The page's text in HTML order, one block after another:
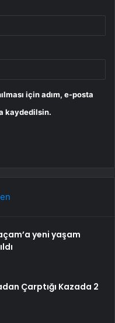
için adım, e-posta
kaydedilsin.
yeni yaşam
Çarptığı Kazada 2